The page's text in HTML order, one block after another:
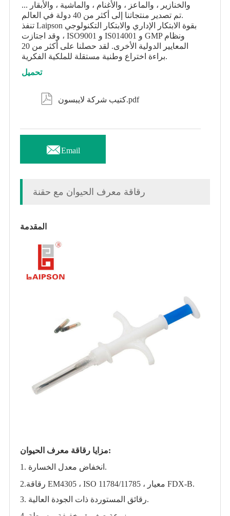
والخنازير ، والماعز ، والأغنام ، والماشية ، والأبقار ...
تم تصدير منتجاتنا إلى أكثر من 40 دولة في العالم.
تنفذ Laipson بقوة الابتكار الإداري والابتكار التكنولوجي
، وقد اجتازت ISO9001 و IS014001 و GMP ونظام
المعايير الدولية الأخرى. لقد حصلنا على أكثر من 20
براءة اختراع وطنية مستقلة للملكية الفكرية.
تحميل
 كتيب شركة لايبسون.pdf
Email
رقاقة معرف الحيوان مع حقنة
المقدمة
مزايا رقاقة معرف الحيوان:
1. انخفاض معدل الخسارة.
2.رقاقة EM4305 ، ISO 11784/11785 ، معيار FDX-B.
3. رقائق المستوردة ذات الجودة العالية.